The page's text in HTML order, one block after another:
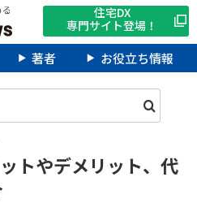
住宅DX
専門サイト登場！
著者 お役立ち情報
トやデメリット、代